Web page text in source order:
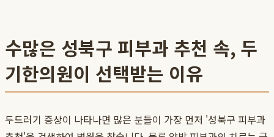
수많은 성북구 피부과 추천 속, 두
기한의원이 선택받는 이유
두드러기 증상이 나타나면 많은 분들이 가장 먼저 '성북구 피부과